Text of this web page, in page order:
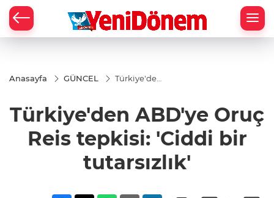
Anasayfa GÜNCEL
Türkiye'den
tepkisi:
'Ciddi bir
Türkiye'den ABD'ye Oruç
Reis tepkisi: 'Ciddi bir
tutarsızlık'